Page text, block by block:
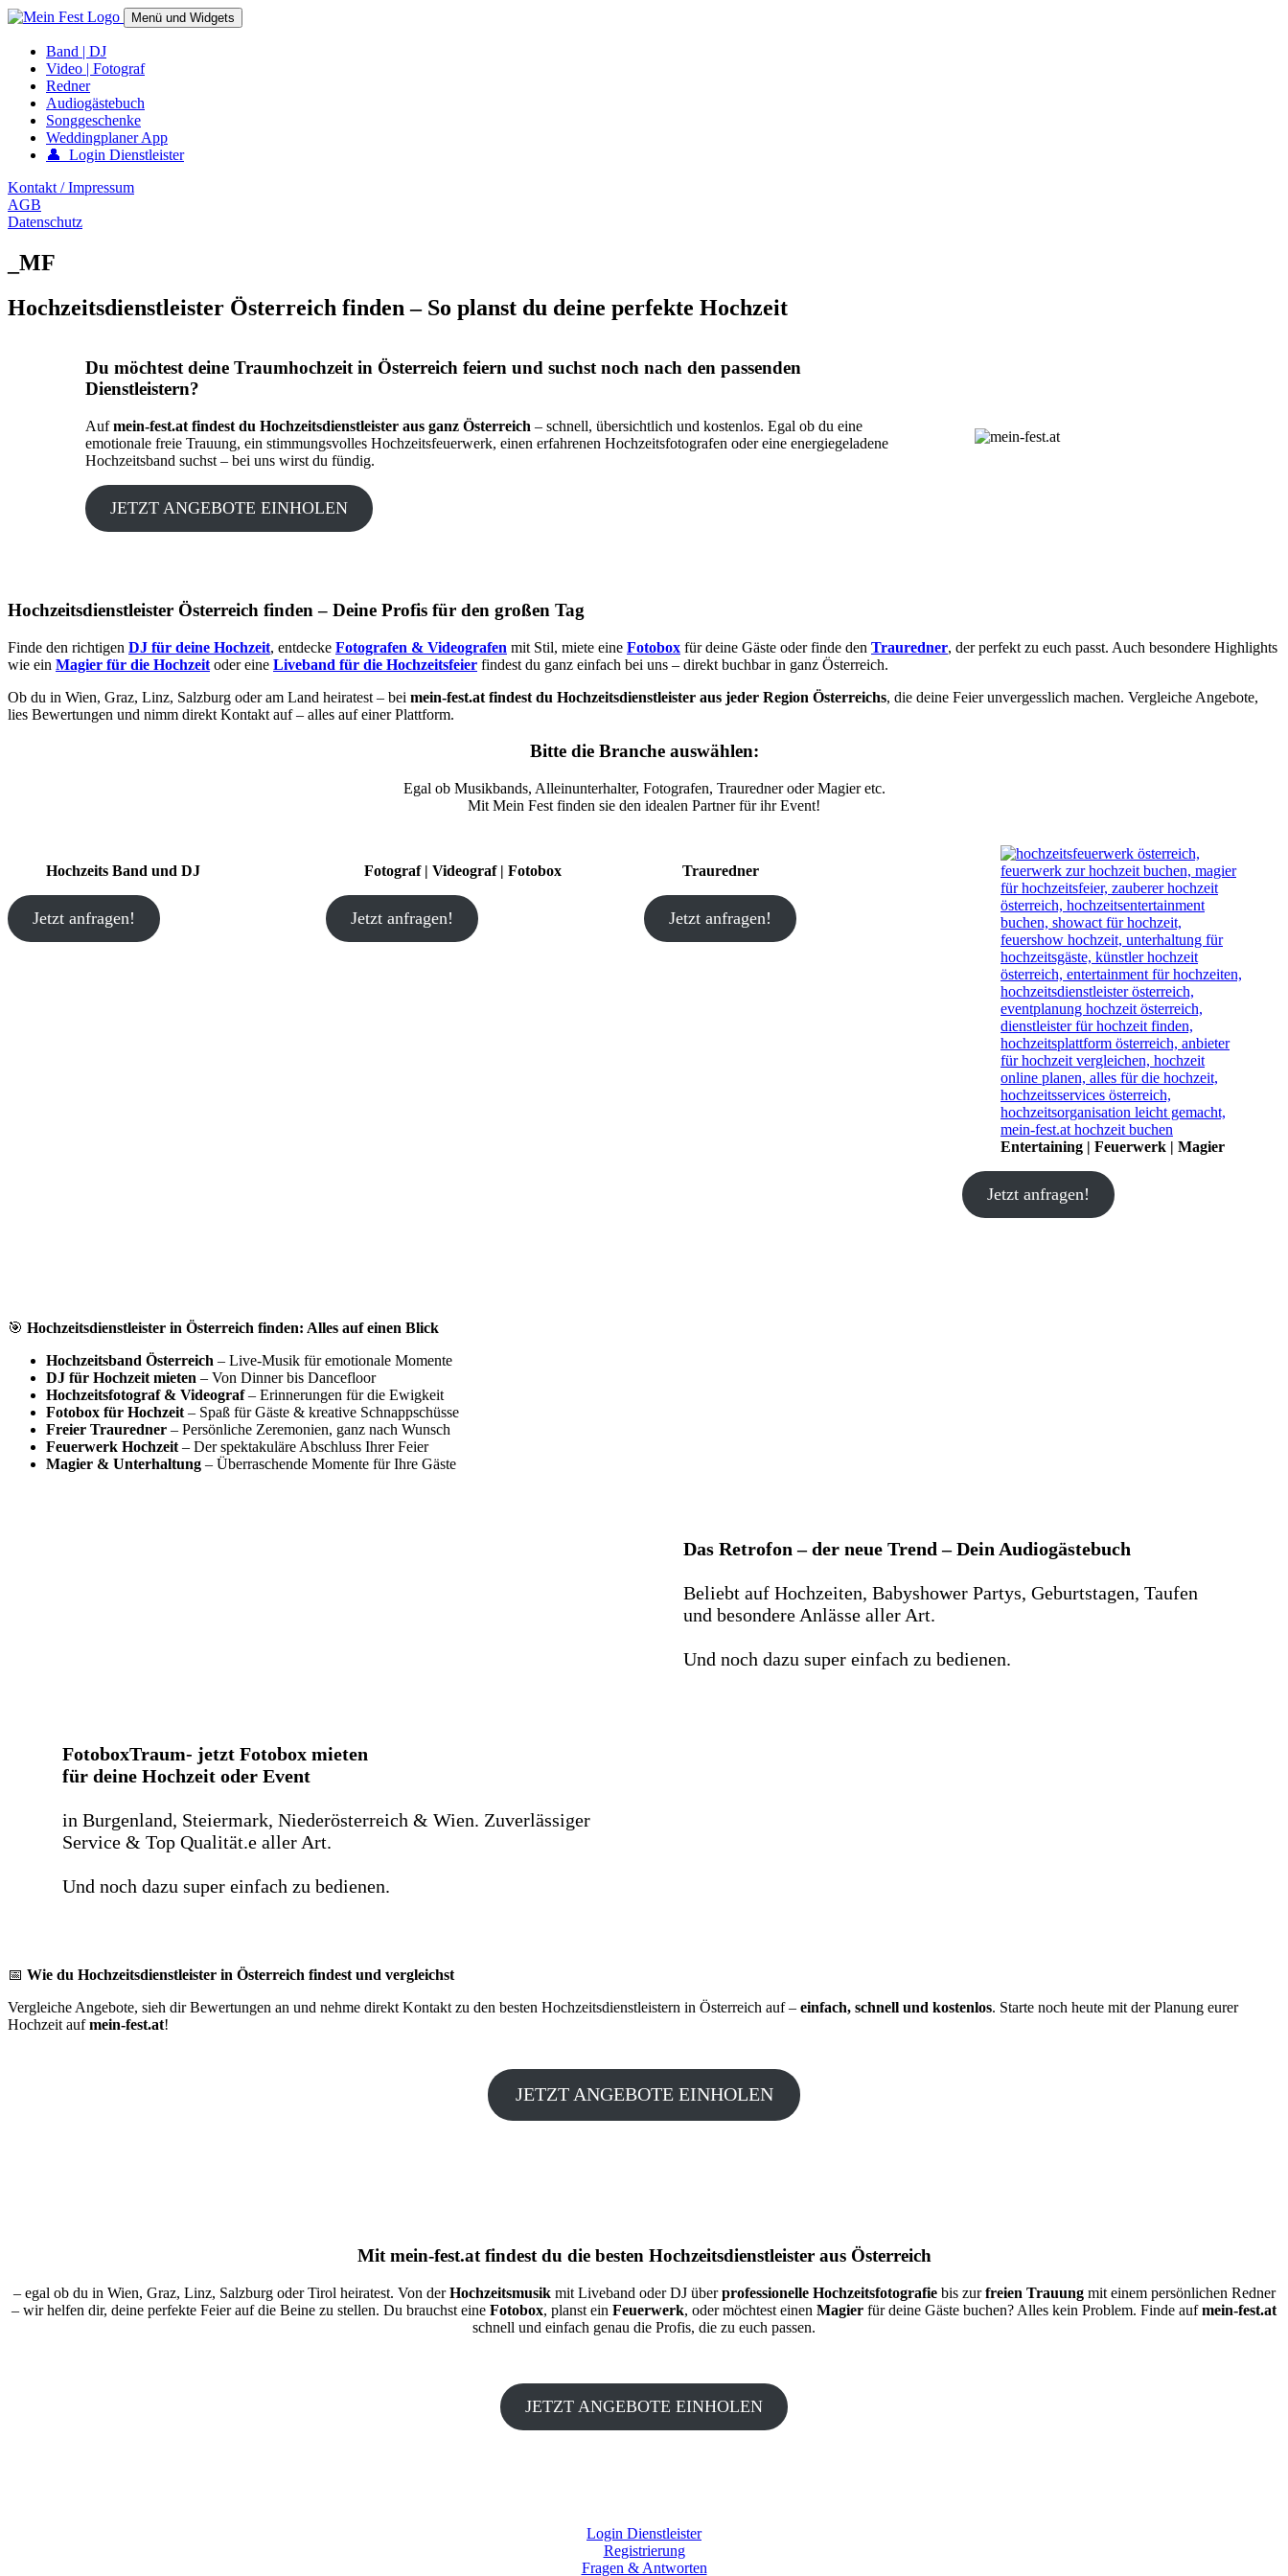
Springe
Inhalt
mein-fest.at – Band / Fotograf für Hochzeit oder Fest buchen!
Menü und Widgets
Band | DJ
Video | Fotograf
Redner
Audiogästebuch
Songgeschenke
Weddingplaner App
👤 Login Dienstleister
Kontakt / Impressum
AGB
Datenschutz
_MF
Hochzeitsdienstleister Österreich finden – So planst du deine perfekte Hochzeit
Du möchtest deine Traumhochzeit in Österreich feiern und suchst noch nach den passenden
Dienstleistern?
Aufmein-fest.at findest du Hochzeitsdienstleister aus ganz Österreich – schnell, übersichtlich und kostenlos. Egal ob du eine
emotionale freie Trauung, ein stimmungsvolles Hochzeitsfeuerwerk, einen erfahrenen Hochzeitsfotografen oder eine energiegeladene
Hochzeitsband suchst – bei uns wirst du fündig.
JETZT ANGEBOTE EINHOLEN
Hochzeitsdienstleister Österreich finden – Deine Profis für den großen Tag
Finde den richtigen DJ für deine Hochzeit, entdecke Fotografen & Videografen mit Stil, miete eine Fotobox für deine Gäste oder finde den Trauredner, der perfekt zu euch passt. Auch besondere Highlights
wie ein Magier für die Hochzeit oder eine Liveband für die Hochzeitsfeier findest du ganz einfach bei uns – direkt buchbar in ganz Österreich.
Ob du in Wien, Graz, Linz, Salzburg oder am Land heiratest – bei mein-fest.at findest du Hochzeitsdienstleister aus jeder Region Österreichs, die deine Feier unvergesslich machen. Vergleiche Angebote,
lies Bewertungen und nimm direkt Kontakt auf – alles auf einer Plattform.
Bitte die Branche auswählen:
Egal ob Musikbands, Alleinunterhalter, Fotografen, Trauredner oder Magier etc.
Mit Mein Fest finden sie den idealen Partner für ihr Event!
Hochzeits Band und DJ
Jetzt anfragen!
Fotograf | Videograf | Fotobox
Jetzt anfragen!
Trauredner
Jetzt anfragen!
Entertaining | Feuerwerk | Magier
Jetzt anfragen!
🎯 Hochzeitsdienstleister in Österreich finden: Alles auf einen Blick
Hochzeitsband Österreich – Live-Musik für emotionale Momente
DJ für Hochzeit mieten – Von Dinner bis Dancefloor
Hochzeitsfotograf & Videograf– Erinnerungen für die Ewigkeit
Fotobox für Hochzeit – Spaß für Gäste & kreative Schnappschüsse
Freier Trauredner – Persönliche Zeremonien, ganz nach Wunsch
Feuerwerk Hochzeit – Der spektakuläre Abschluss Ihrer Feier
Magier & Unterhaltung – Überraschende Momente für Ihre Gäste
Das Retrofon – der neue Trend – Dein Audiogästebuch
Beliebt auf Hochzeiten, Babyshower Partys, Geburtstagen, Taufen
und besondere Anlässe aller Art.
Und noch dazu super einfach zu bedienen.
FotoboxTraum- jetzt Fotobox mieten
für deine Hochzeit oder Event
in Burgenland, Steiermark, Niederösterreich & Wien. Zuverlässiger
Service & Top Qualität.e aller Art.
Und noch dazu super einfach zu bedienen.
📅 Wie du Hochzeitsdienstleister in Österreich findest und vergleichst
Vergleiche Angebote, sieh dir Bewertungen an und nehme direkt Kontakt zu den besten Hochzeitsdienstleistern in Österreich auf – einfach, schnell und kostenlos. Starte noch heute mit der Planung eurer
Hochzeit aufmein-fest.at!
JETZT ANGEBOTE EINHOLEN
Mitmein-fest.atfindest du die besten Hochzeitsdienstleister aus Österreich
– egal ob du in Wien, Graz, Linz, Salzburg oder Tirol heiratest. Von derHochzeitsmusikmit Liveband oder DJ überprofessionelle Hochzeitsfotografiebis zurfreien Trauungmit einem persönlichen Redner
– wir helfen dir, deine perfekte Feier auf die Beine zu stellen. Du brauchst eine Fotobox, planst ein Feuerwerk, oder möchtest einen Magier für deine Gäste buchen? Alles kein Problem. Finde aufmein-fest.at
schnell und einfach genau die Profis, die zu euch passen.
JETZT ANGEBOTE EINHOLEN
Login Dienstleister
Registrierung
Fragen & Antworten